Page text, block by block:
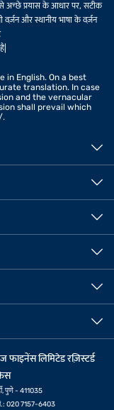
अच्छे प्रयास के आधार पर, सटीक
और स्थानीय भाषा के वर्ज़न
in English. On a best
translation. In case
and the vernacular
shall prevail which
.
फाइनेंस लिमिटेड रज़िस्टर्ड
पुणे - 411035
020 7157-6403